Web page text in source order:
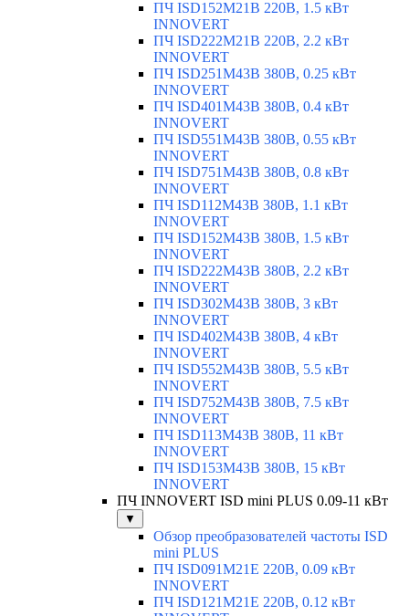
ПЧ ISD152M21B 220В, 1.5 кВт
INNOVERT
ПЧ ISD222M21B 220В, 2.2 кВт
INNOVERT
ПЧ ISD251M43B 380В, 0.25 кВт
INNOVERT
ПЧ ISD401M43B 380В, 0.4 кВт
INNOVERT
ПЧ ISD551M43B 380В, 0.55 кВт
INNOVERT
ПЧ ISD751M43B 380В, 0.8 кВт
INNOVERT
ПЧ ISD112M43B 380В, 1.1 кВт
INNOVERT
ПЧ ISD152M43B 380В, 1.5 кВт
INNOVERT
ПЧ ISD222M43B 380В, 2.2 кВт
INNOVERT
ПЧ ISD302M43B 380В, 3 кВт
INNOVERT
ПЧ ISD402M43B 380В, 4 кВт
INNOVERT
ПЧ ISD552M43B 380В, 5.5 кВт
INNOVERT
ПЧ ISD752M43B 380В, 7.5 кВт
INNOVERT
ПЧ ISD113M43B 380В, 11 кВт
INNOVERT
ПЧ ISD153M43B 380В, 15 кВт
INNOVERT
ПЧ INNOVERT ISD mini PLUS 0.09-11 кВт
▼
Обзор преобразователей частоты ISD
mini PLUS
ПЧ ISD091M21E 220В, 0.09 кВт
INNOVERT
ПЧ ISD121M21E 220В, 0.12 кВт